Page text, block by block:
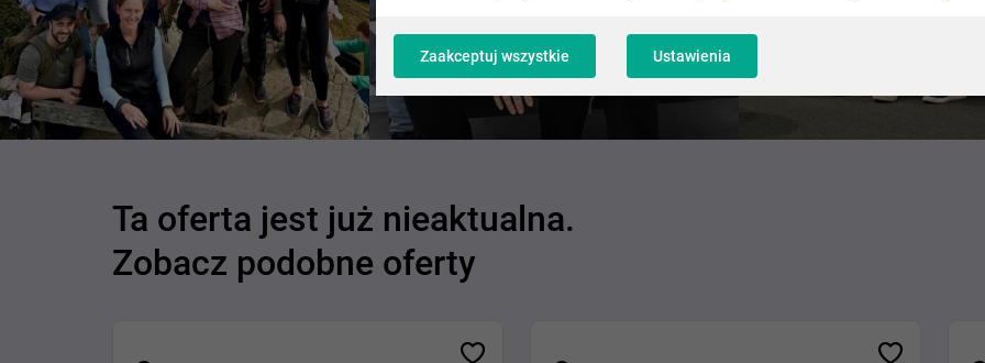
Ta oferta jest już nieaktualna.
Zobacz podobne oferty
Zaakceptuj wszystkie Ustawienia